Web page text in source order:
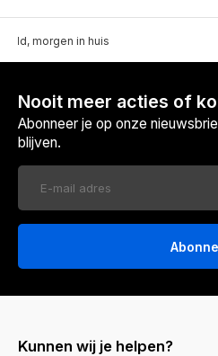
morgen in huis
Nooit meer acties of
Abonneer je op onze
blijven.
Kunnen wij je helpen?